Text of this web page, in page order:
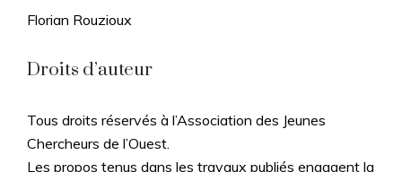
Florian Rouzioux
Droits d’auteur
Tous droits réservés à l’Association des Jeunes
Chercheurs de l’Ouest.
Les propos tenus dans les travaux publiés engagent la